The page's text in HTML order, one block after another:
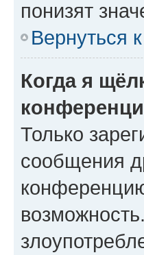
понизят
Вернуться
Когда я
Только
сообщения